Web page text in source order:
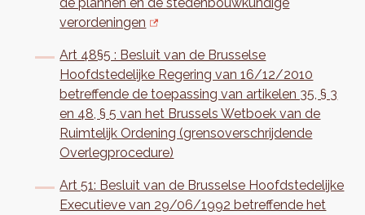
verordeningen
Art 48§5 : Besluit van de Brusselse
Hoofdstedelijke Regering van 16/12/2010
betreffende de toepassing van artikelen 35, § 3
en 48, § 5 van het Brussels Wetboek van de
Ruimtelijk Ordening (grensoverschrijdende
Overlegprocedure)
Art 51: Besluit van de Brusselse Hoofdstedelijke
Executieve van 29/06/1992 betreffende het